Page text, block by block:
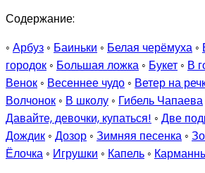
Содержание:
◦ Арбуз ◦ Баиньки ◦ Белая черёмуха ◦
городок ◦ Большая ложка ◦ Букет ◦ В
Венок ◦ Весеннее чудо ◦ Ветер на
Волчонок ◦ В школу ◦ Гибель Чапаева
Давайте, девочки, купаться! ◦ Две
Дождик ◦ Дозор ◦ Зимняя песенка ◦
Ёлочка ◦ Игрушки ◦ Капель ◦